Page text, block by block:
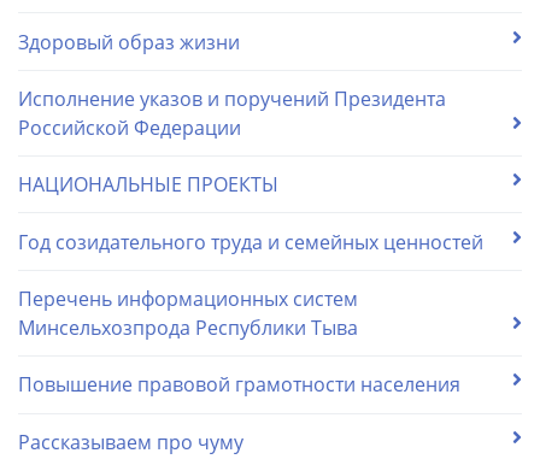
Здоровый образ жизни
Исполнение указов и поручений Президента
Российской Федерации
НАЦИОНАЛЬНЫЕ ПРОЕКТЫ
Год созидательного труда и семейных ценностей
Перечень информационных систем
Минсельхозпрода Республики Тыва
Повышение правовой грамотности населения
Рассказываем про чуму